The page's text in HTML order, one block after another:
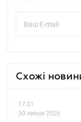
Схожі
17.01
30 липня 2026